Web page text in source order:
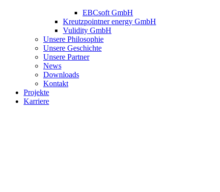
EBCsoft GmbH
Kreutzpointner energy GmbH
Vulidity GmbH
Unsere Philosophie
Unsere Geschichte
Unsere Partner
News
Downloads
Kontakt
Projekte
Karriere